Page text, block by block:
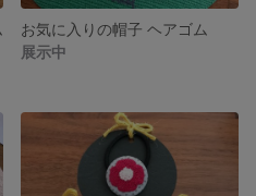
お気に入りの帽子 ヘアゴム
展示中